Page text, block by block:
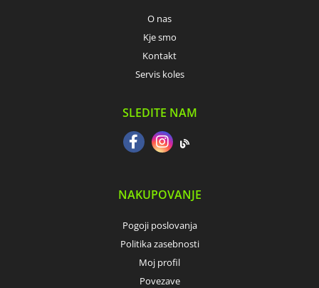
O nas
Kje smo
Kontakt
Servis koles
SLEDITE NAM
NAKUPOVANJE
Pogoji poslovanja
Politika zasebnosti
Moj profil
Povezave